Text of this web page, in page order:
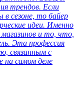
трендов. Если
в сезоне, то байер
идеи. Именно
и то, что,
Эта профессия
связанным с
на самом деле